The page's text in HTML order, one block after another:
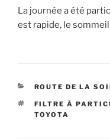
La journée a été
est rapide, le
CATÉGORIES
ROUTE DE LA
ÉTIQUETTES
FILTRE À
TOYOTA